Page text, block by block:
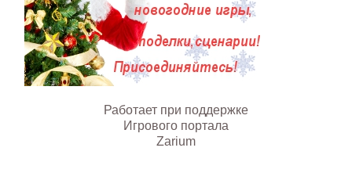
Работает при поддержке
Игрового портала
Zarium